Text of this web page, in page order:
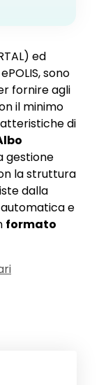
ed
sono
fornire agli
il minimo
di
gestione
la struttura
dalla
e
formato